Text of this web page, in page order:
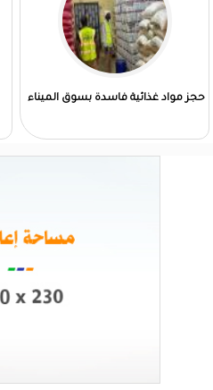
حجز مواد غذائية فاسدة بسوق الميناء